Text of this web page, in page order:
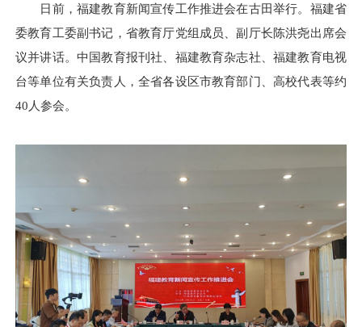
日前，福建教育新闻宣传工作推进会在古田举行。福建省
委教育工委副书记，省教育厅党组成员、副厅长陈洪尧出席会
议并讲话。中国教育报刊社、福建教育杂志社、福建教育电视
台等单位有关负责人，全省各设区市教育部门、高校代表等约
40人参会。